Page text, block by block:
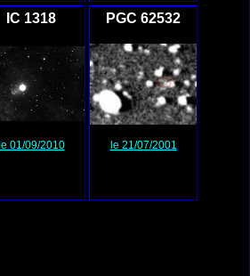
IC 1318
le 01/09/2010
PGC 62532
le 21/07/2001